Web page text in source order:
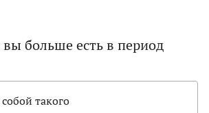
больше есть в период
такого